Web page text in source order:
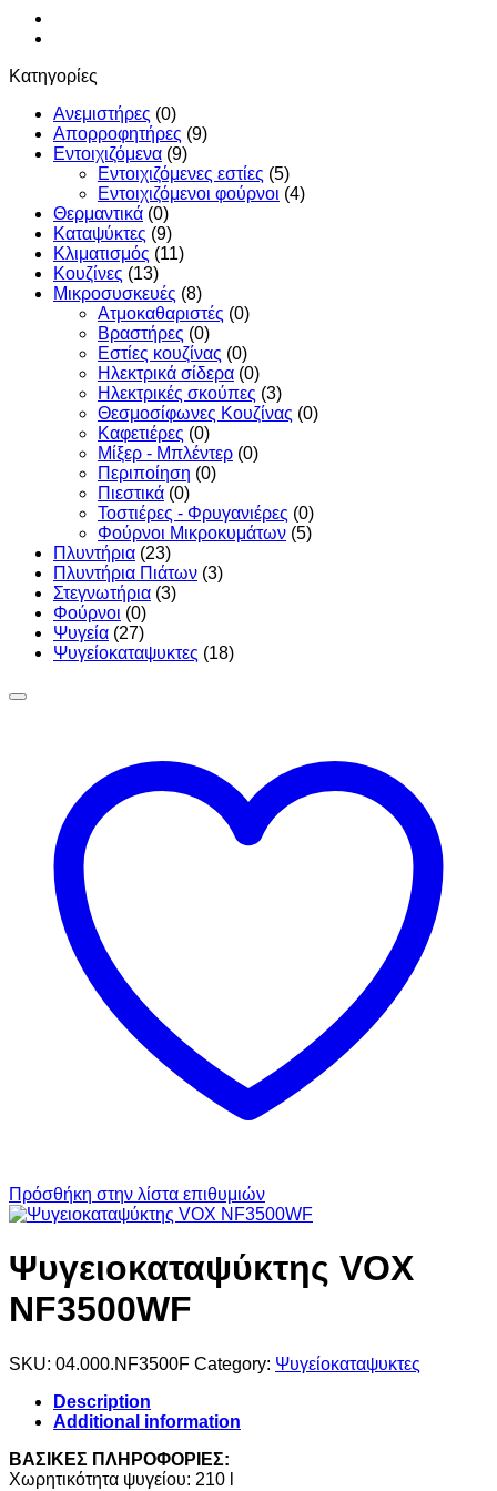
Κατηγορίες
Ανεμιστήρες (0)
Απορροφητήρες (9)
Εντoιχιζόμενα (9)
Εντοιχιζόμενες εστίες (5)
Εντοιχιζόμενοι φούρνοι (4)
Θερμαντικά (0)
Καταψύκτες (9)
Κλιματισμός (11)
Κουζίνες (13)
Μικροσυσκευές (8)
Ατμοκαθαριστές (0)
Βραστήρες (0)
Εστίες κουζίνας (0)
Ηλεκτρικά σίδερα (0)
Ηλεκτρικές σκούπες (3)
Θεσμοσίφωνες Κουζίνας (0)
Καφετιέρες (0)
Μίξερ - Μπλέντερ (0)
Περιποίηση (0)
Πιεστικά (0)
Τοστιέρες - Φρυγανιέρες (0)
Φούρνοι Μικροκυμάτων (5)
Πλυντήρια (23)
Πλυντήρια Πιάτων (3)
Στεγνωτήρια (3)
Φούρνοι (0)
Ψυγεία (27)
Ψυγείοκαταψυκτες (18)
Πρόσθήκη στην λίστα επιθυμιών
Ψυγειοκαταψύκτης VOX
NF3500WF
SKU: 04.000.NF3500F Category: Ψυγείοκαταψυκτες
Description
Additional information
ΒΑΣΙΚΕΣ ΠΛΗΡΟΦΟΡΙΕΣ:
Χωρητικότητα ψυγείου: 210 l